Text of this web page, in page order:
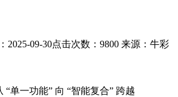
2025-09-30点击次数：9800 来源：牛彩
“单一功能” 向 “智能复合” 跨越